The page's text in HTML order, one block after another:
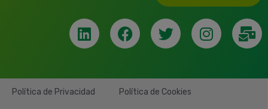
Política de Privacidad Política de Cookies